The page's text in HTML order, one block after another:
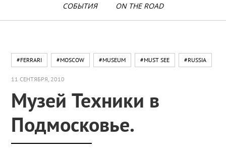
СОБЫТИЯ
ON THE ROAD
#FERRARI #MOSCOW #MUSEUM #MUST SEE #RUSSIA
11 СЕНТЯБРЯ, 2010
Музей Техники в
Подмосковье.